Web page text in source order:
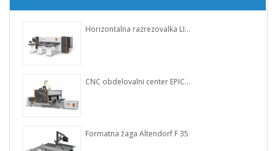
Horizontalna razrezovalka LINEA 6015
CNC obdelovalni center EPICON 7135 SpaceSaver
Formatna žaga Altendorf F 35